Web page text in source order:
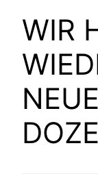
WIR